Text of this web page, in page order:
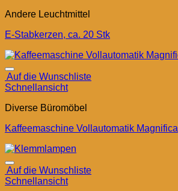
Andere Leuchtmittel
E-Stabkerzen, ca. 20 Stk
Auf die Wunschliste
Schnellansicht
Diverse Büromöbel
Kaffeemaschine Vollautomatik Magnifica
Auf die Wunschliste
Schnellansicht